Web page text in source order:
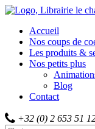
Accueil
Nos coups de
Les produits &
Nos petits plus
Blog
Contact
+32 (0) 2 653 51